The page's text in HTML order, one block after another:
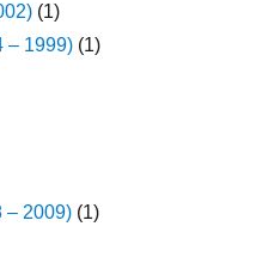
(1)
– 1999) (1)
– 2009) (1)